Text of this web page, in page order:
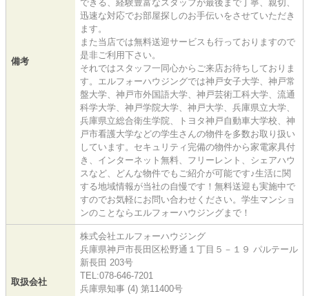
備考
できる、経験豊富なスタッフが最後まで丁寧、親切、
迅速な対応でお部屋探しのお手伝いをさせていただき
ます。
また当店では無料送迎サービスも行っておりますので
是非ご利用下さい。
それではスタッフ一同心からご来店お待ちしておりま
す。エルフォーハウジングでは神戸女子大学、神戸常
盤大学、神戸市外国語大学、神戸芸術工科大学、流通
科学大学、神戸学院大学、神戸大学、兵庫県立大学、
兵庫県立総合衛生学院、トヨタ神戸自動車大学校、神
戸市看護大学などの学生さんの物件を多数お取り扱い
しています。セキュリティ完備の物件から家電家具付
き、インターネット無料、フリーレント、シェアハウ
スなど、どんな物件でもご紹介が可能です♪生活に関
する地域情報が当社の自慢です！無料送迎も実施中で
すのでお気軽にお問い合わせください。学生マンショ
ンのことならエルフォーハウジングまで！
取扱会社
株式会社エルフォーハウジング
兵庫県神戸市長田区松野通１丁目５－１９ パルテール
新長田 203号
TEL:078-646-7201
兵庫県知事 (4) 第11400号